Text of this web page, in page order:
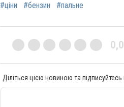
#ціни #бензин #пальне
0,0
Діліться цією новиною та підписуйтесь